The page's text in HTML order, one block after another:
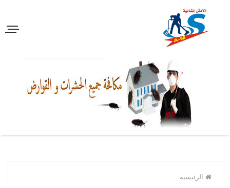
الرئيسية